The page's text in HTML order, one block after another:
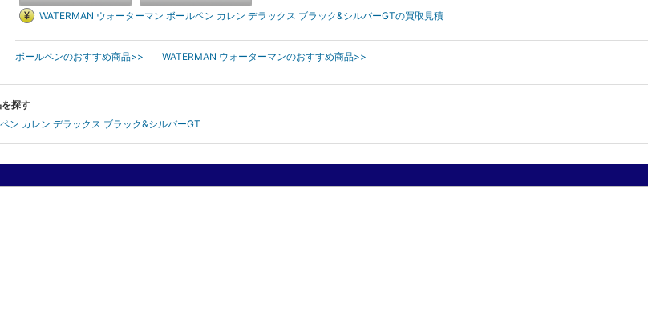
WATERMAN ウォーターマン ボールペン カレン デラックス ブラック&シルバーGTの買取見積
ボールペンのおすすめ商品>> WATERMAN ウォーターマンのおすすめ商品>>
探す
ン カレン デラックス ブラック&シルバーGT